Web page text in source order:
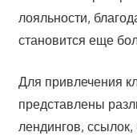
лояльности,
становится еще
Для привлечения
представлены
лендингов,